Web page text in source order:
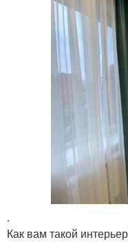
.
Как вам такой